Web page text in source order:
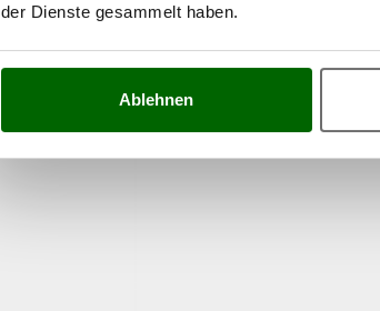
der Dienste gesammelt haben.
Ablehnen
Kunden haben sich